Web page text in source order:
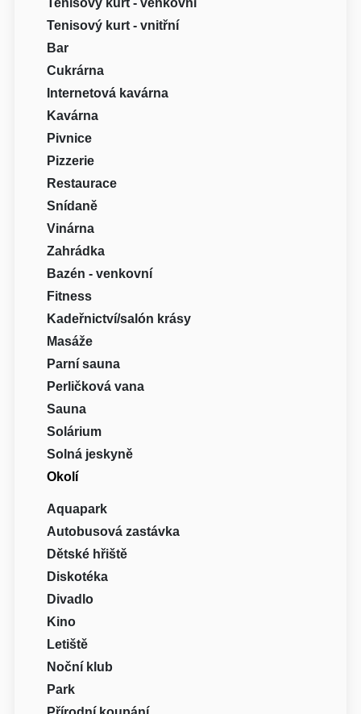
Tenisový kurt - venkovní
Tenisový kurt - vnitřní
Bar
Cukrárna
Internetová kavárna
Kavárna
Pivnice
Pizzerie
Restaurace
Snídaně
Vinárna
Zahrádka
Bazén - venkovní
Fitness
Kadeřnictví/salón krásy
Masáže
Parní sauna
Perličková vana
Sauna
Solárium
Solná jeskyně
Okolí
Aquapark
Autobusová zastávka
Dětské hřiště
Diskotéka
Divadlo
Kino
Letiště
Noční klub
Park